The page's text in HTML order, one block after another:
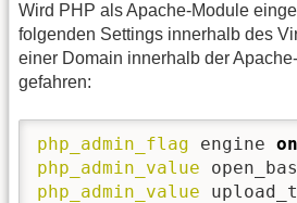
Wird PHP als Apache-Module
folgenden Settings innerhalb des
einer Domain innerhalb der
gefahren:
php_admin_flag engine on
php_admin_value
php_admin_value